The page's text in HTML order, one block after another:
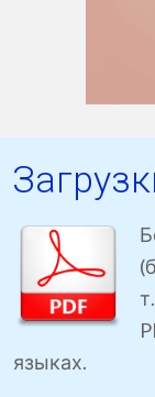
языках.